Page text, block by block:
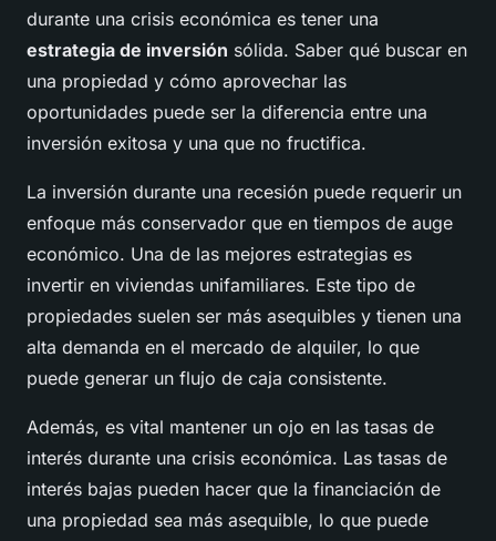
durante una crisis económica es tener una
estrategia de inversión sólida. Saber qué buscar en
una propiedad y cómo aprovechar las
oportunidades puede ser la diferencia entre una
inversión exitosa y una que no fructifica.
La inversión durante una recesión puede requerir un
enfoque más conservador que en tiempos de auge
económico. Una de las mejores estrategias es
invertir en viviendas unifamiliares. Este tipo de
propiedades suelen ser más asequibles y tienen una
alta demanda en el mercado de alquiler, lo que
puede generar un flujo de caja consistente.
Además, es vital mantener un ojo en las tasas de
interés durante una crisis económica. Las tasas de
interés bajas pueden hacer que la financiación de
una propiedad sea más asequible, lo que puede